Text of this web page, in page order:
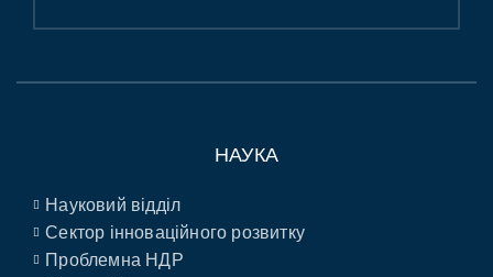
НАУКА
Науковий відділ
Сектор інноваційного розвитку
Проблемна НДР